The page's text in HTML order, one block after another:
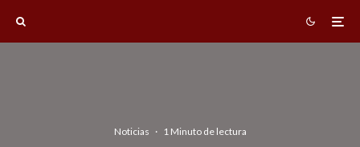
Noticias · 1 Minuto de lectura